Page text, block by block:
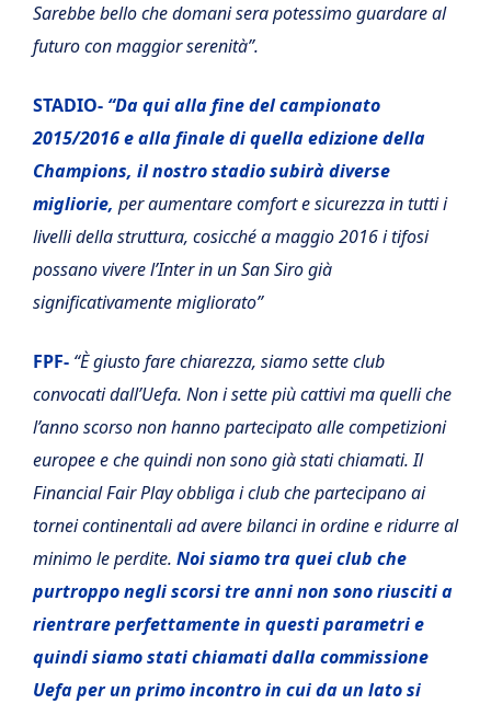
Sarebbe bello che domani sera potessimo guardare al
futuro con maggior serenità”.
STADIO- “Da qui alla fine del campionato
2015/2016 e alla finale di quella edizione della
Champions, il nostro stadio subirà diverse
migliorie, per aumentare comfort e sicurezza in tutti i
livelli della struttura, cosicché a maggio 2016 i tifosi
possano vivere l’Inter in un San Siro già
significativamente migliorato”
FPF- “È giusto fare chiarezza, siamo sette club
convocati dall’Uefa. Non i sette più cattivi ma quelli che
l’anno scorso non hanno partecipato alle competizioni
europee e che quindi non sono già stati chiamati. Il
Financial Fair Play obbliga i club che partecipano ai
tornei continentali ad avere bilanci in ordine e ridurre al
minimo le perdite. Noi siamo tra quei club che
purtroppo negli scorsi tre anni non sono riusciti a
rientrare perfettamente in questi parametri e
quindi siamo stati chiamati dalla commissione
Uefa per un primo incontro in cui da un lato si